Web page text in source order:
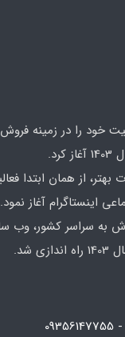
خود را در زمینه
بهتر، از همان ابتدا
اینستاگرام آغاز نمود.
به سراسر کشور، وب
شد.